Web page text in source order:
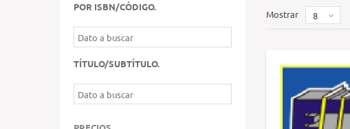
POR ISBN/CÓDIGO.
TÍTULO/SUBTÍTULO.
Mostrar 8